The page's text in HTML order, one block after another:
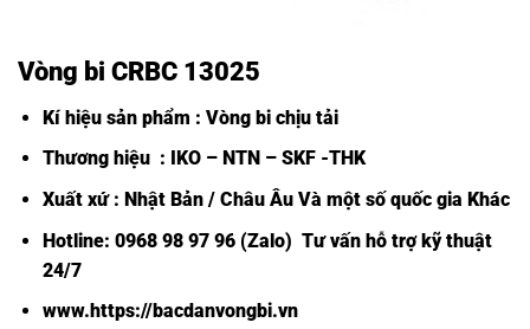
Vòng bi CRBC 13025
Kí hiệu sản phẩm : Vòng bi chịu tải
Thương hiệu : IKO – NTN – SKF -THK
Xuất xứ : Nhật Bản / Châu Âu Và một số quốc gia Khác
Hotline: 0968 98 97 96 (Zalo) Tư vấn hỗ trợ kỹ thuật
24/7
www.https://bacdanvongbi.vn